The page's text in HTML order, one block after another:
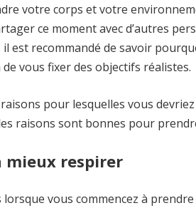
votre corps et votre
ce moment avec d’autres
est recommandé de savoir
vous fixer des objectifs réalistes.
pour lesquelles vous
raisons sont bonnes pour
mieux respirer
vous commencez à